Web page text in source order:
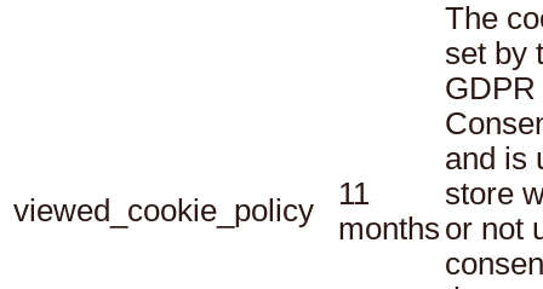
viewed_cookie_policy
11
months
The
set by
and is
store
or not